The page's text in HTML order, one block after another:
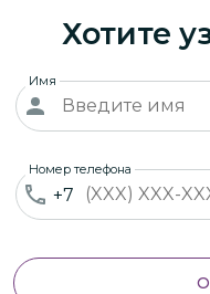
Хотите
Имя
+7
Номер телефона